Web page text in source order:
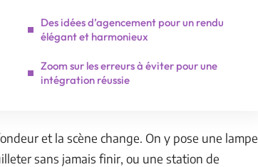
Des idées d’agencement pour un rendu
élégant et harmonieux
Zoom sur les erreurs à éviter pour une
intégration réussie
et la scène change. On y pose une lampe
sans jamais finir, ou une station de